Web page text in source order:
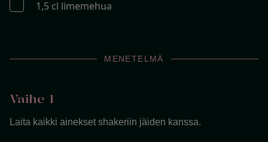
1,5 cl limemehua
MENETELMÄ
Vaihe 1
Laita kaikki ainekset shakeriin jäiden kanssa.